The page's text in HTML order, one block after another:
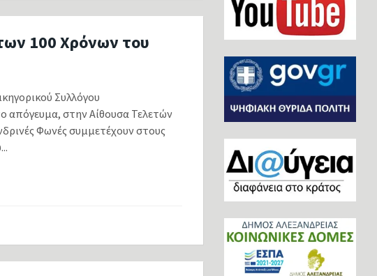
100 Χρόνων του
Συλλόγου
απόγευμα, στην Αίθουσα Τελετών
Φωνές συμμετέχουν στους